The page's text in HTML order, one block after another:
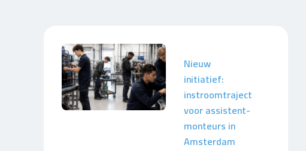
Nieuw
initiatief:
instroomtraject
voor assistent-
monteurs in
Amsterdam